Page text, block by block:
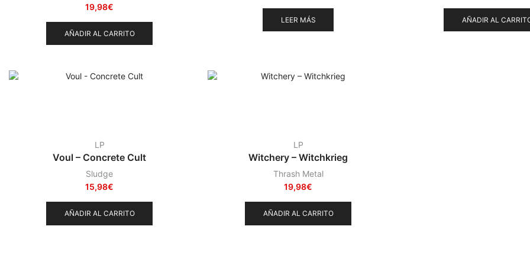
19,98€
AÑADIR AL CARRITO
LEER MÁS AÑADIR AL
LP
Voul – Concrete Cult
Sludge
15,98€
AÑADIR AL CARRITO
LP
Witchery – Witchkrieg
Thrash Metal
19,98€
AÑADIR AL CARRITO